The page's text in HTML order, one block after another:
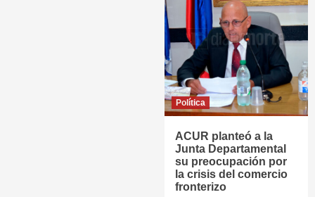
Política
ACUR planteó a la
Junta Departamental
su preocupación por
la crisis del comercio
fronterizo